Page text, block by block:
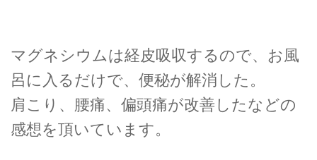
マグネシウムは経皮吸収するので、お風
呂に入るだけで、便秘が解消した。
肩こり、腰痛、偏頭痛が改善したなどの
感想を頂いています。